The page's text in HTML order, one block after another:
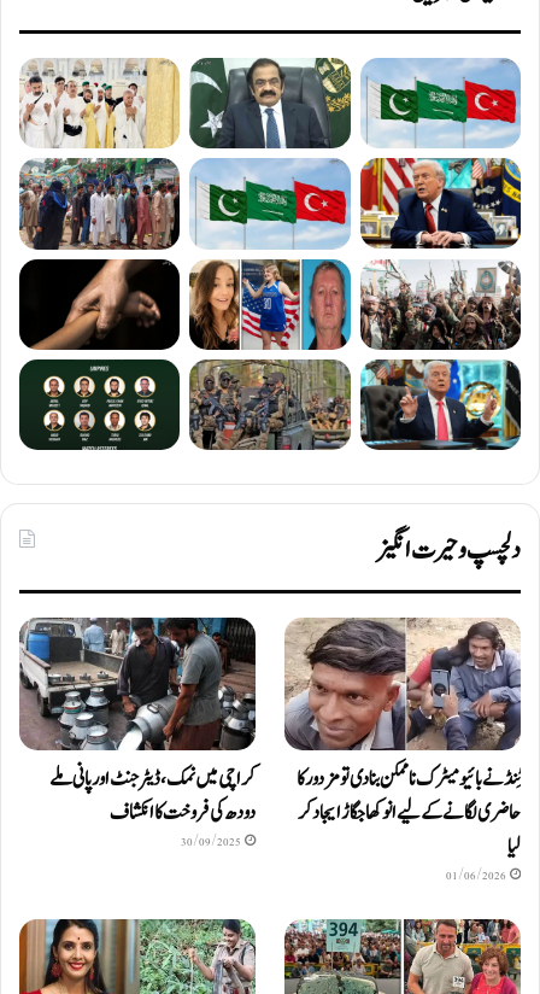
دلچسپ و حیرت انگیز
ٹِنڈ نے بائیومیٹرک ناممکن بنا دی تو مزدور کا
حاضری لگانے کے لیے انوکھا جگاڑ ایجاد کر
لیا
01/06/2026
کراچی میں نمک، ڈیٹرجنٹ اور پانی ملے
دودھ کی فروخت کا انکشاف
30/09/2025